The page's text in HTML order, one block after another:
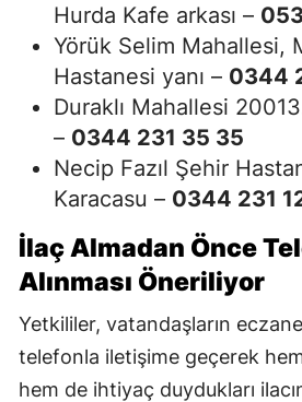
Hurda Kafe arkası –
Yörük Selim Mahallesi,
Hastanesi yanı – 0344
Duraklı Mahallesi
– 0344 231 35 35
Necip Fazıl Şehir
Karacasu – 0344 231
İlaç Almadan Önce
Alınması Öneriliyor
Yetkililer, vatandaşların
telefonla iletişime geçerek
hem de ihtiyaç duydukları